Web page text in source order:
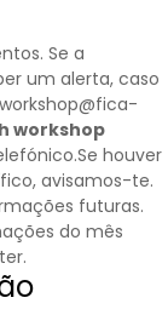
Se a
um alerta, caso
workshop
houver
avisamos-te.
futuras.
do mês
.